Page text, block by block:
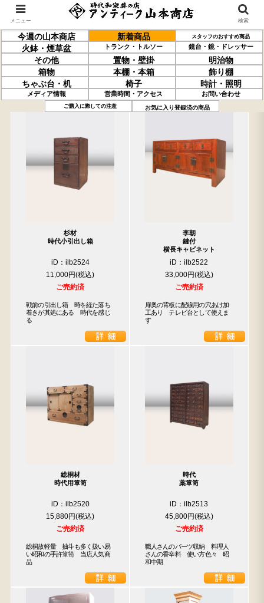
今週の山本商店 新着商品 スタッフのおすすめ商品
火鉢・煙草盆 トランク・トルソー 鏡台・鏡・ドレッサー
その他 置物・壁掛
明治物
箱物
本棚・本箱
飾り棚
ちゃぶ台・机
椅子 時計・照明
メディア情報 営業時間・アクセス お問い合わせ
ご購入に際しての注意 お気に入り登録済の商品
過去の取り扱い商品(10月03日分) 売約済の商品を非表示にする
杉材
時代小引出し箱
iD：ilb2524
11,000円
ご売約済
戦前の引出し箱　時を経た落ち
着きが其処にある　時代を感じ
る
李朝
鍵付
横長キャビネット
iD：ilb2522
33,000円
ご売約済
扉奥の背板に配線用の穴あけ加
工あり　テレビ台として使えま
す
総桐材
時代用箪笥
iD：ilb2520
15,880円
ご売約済
総桐故軽量　抽斗も多く扱い易
い昭和の手許箪笥　当店人気商
品
時代
薬箪笥
iD：ilb2513
45,800円
ご売約済
職人さんのパーツ収納　料理人
さんの香辛料　使い方色々　昭
和中期
メニュー 検索